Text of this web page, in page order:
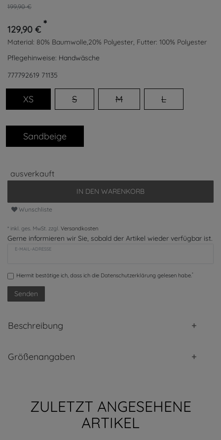
199,90 €
129,90 € *
Material: 80% Baumwolle,20% Polyester, Futter: 100% Polyester
Pflegehinweise: Handwäsche
777792619 71135
XS S M L
Sandbeige
ausverkauft
IN DEN WARENKORB
Wunschliste
* inkl. ges. MwSt. zzgl. Versandkosten
Gerne informieren wir Sie, sobald der Artikel wieder verfügbar ist.
E-MAIL-ADRESSE
Hiermit bestätige ich, dass ich die Daten­schutz­erklärung gelesen habe. *
Senden
Beschreibung
Größenangaben
ZULETZT ANGESEHENE
ARTIKEL